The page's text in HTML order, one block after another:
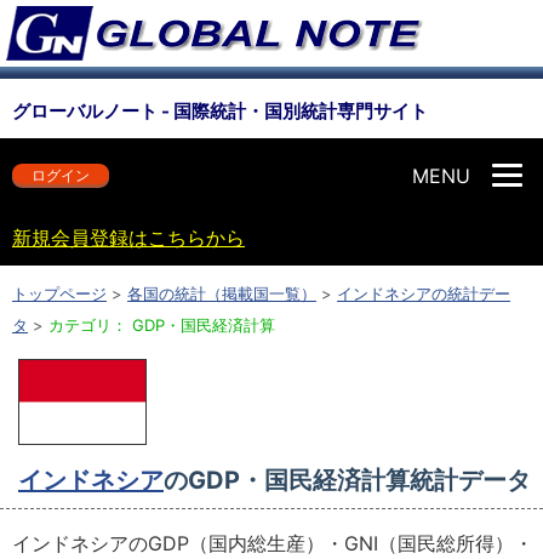
グローバルノート - 国際統計・国別統計専門サイト
MENU
ログイン
新規会員登録はこちらから
トップページ > 各国の統計（掲載国一覧） > インドネシアの統計デー
タ > カテゴリ： GDP・国民経済計算
インドネシアのGDP・国民経済計算統計データ
インドネシアのGDP（国内総生産）・GNI（国民総所得）・